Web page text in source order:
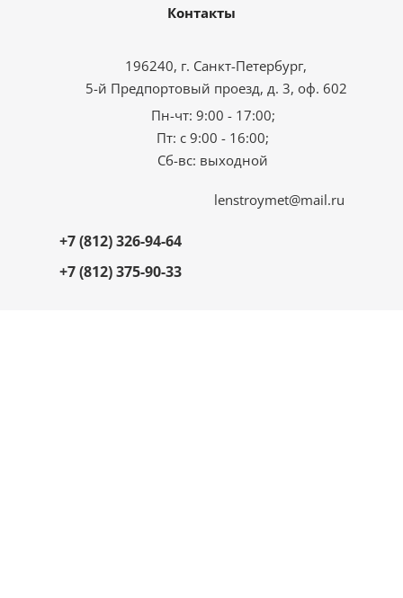
Контакты
196240, г. Санкт-Петербург,
5-й Предпортовый проезд, д. 3, оф. 602
Пн-чт: 9:00 - 17:00;
Пт: с 9:00 - 16:00;
Сб-вс: выходной
+7 (812) 326-94-64
+7 (812) 375-90-33
lenstroymet@mail.ru